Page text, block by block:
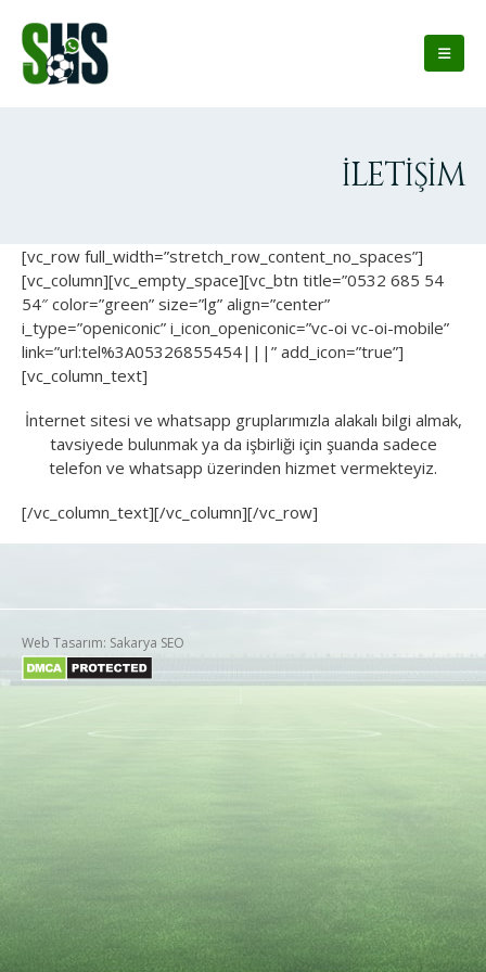
İLETIŞIM
[vc_row full_width=”stretch_row_content_no_spaces”]
[vc_column][vc_empty_space][vc_btn title=”0532 685 54
54″ color=”green” size=”lg” align=”center”
i_type=”openiconic” i_icon_openiconic=”vc-oi vc-oi-mobile”
link=”url:tel%3A05326855454|||” add_icon=”true”]
[vc_column_text]
İnternet sitesi ve whatsapp gruplarımızla alakalı bilgi almak,
tavsiyede bulunmak ya da işbirliği için şuanda sadece
telefon ve whatsapp üzerinden hizmet vermekteyiz.
[/vc_column_text][/vc_column][/vc_row]
Web Tasarım: Sakarya SEO